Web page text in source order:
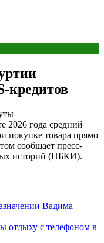
кредитов
2026 года средний
покупке товара прямо
сообщает пресс-
историй (НБКИ).
Вадима
отдыху с телефоном в